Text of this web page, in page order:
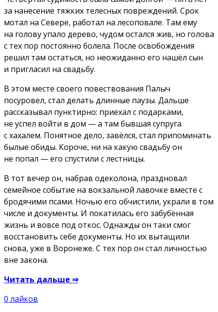
за нанесение тяжких телесных повреждений. Срок
мотал на Севере, работал на лесоповале. Там ему
на голову упало дерево, чудом остался жив, но голова
с тех пор постоянно болела. После освобождения
решил там остаться, но неожиданно его нашёл сын
и пригласил на свадьбу.
В этом месте своего повествования Палыч
посуровел, стал делать длинные паузы. Дальше
рассказывал пунктирно: приехал с подарками,
не успел войти в дом — а там бывшая супруга
с хахалем. Понятное дело, завёлся, стал припоминать
былые обиды. Короче, ни на какую свадьбу он
не попал — его спустили с лестницы.
В тот вечер он, набрав одеколона, праздновал
семейное событие на вокзальной лавочке вместе с
бродячими псами. Ночью его обчистили, украли в том
числе и документы. И покатилась его забубённая
жизнь и вовсе под откос. Однажды он таки смог
восстановить себе документы. Но их вытащили
снова, уже в Воронеже. С тех пор он стал личностью
вне закона.
Читать дальше ⇒
0 лайков